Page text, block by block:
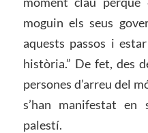
moguin els seus
aquests passos i
història.” De fet, des
persones d’arreu del
s’han manifestat en
palestí.